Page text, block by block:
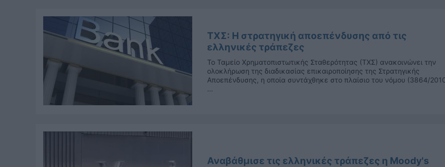
ΤΧΣ: Η στρατηγική αποεπένδυσης από τις
ελληνικές τράπεζες
Το Ταμείο Χρηματοπιστωτικής Σταθερότητας (ΤΧΣ) ανακοινώνει την
ολοκλήρωση της διαδικασίας επικαιροποίησης της Στρατηγικής
Αποεπένδυσης, η οποία συντάχθηκε στο πλαίσιο του νόμου (3864/
...
Αναβάθμισε τις ελληνικές τράπεζες η Moody's